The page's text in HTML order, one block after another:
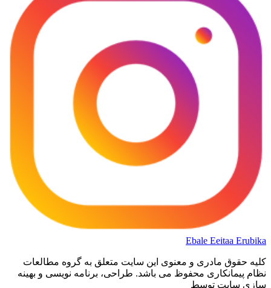
Ebale Eeitaa Erubika
کلیه حقوق مادری و معنوی این سایت متعلق به گروه مطالعات
نظام پیمانکاری محفوظ می باشد. طراحی، برنامه نویسی و بهینه
سازی سایت توسط